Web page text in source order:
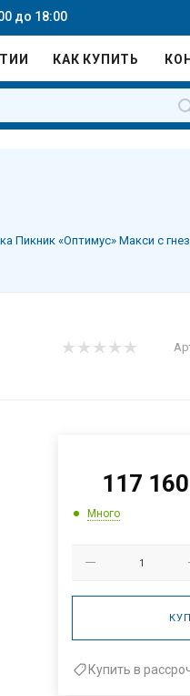
до 18:00
КАК КУПИТЬ
Пикник «Оптимус» Макси с
117 160
Много
Купить в